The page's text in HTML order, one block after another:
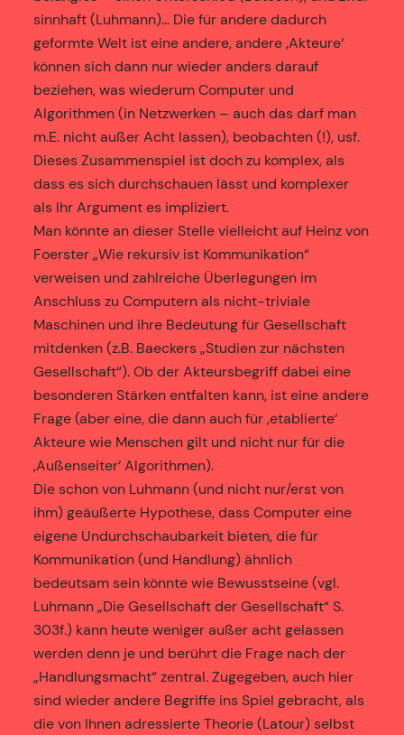
sinnhaft (Luhmann)… Die für andere dadurch
geformte Welt ist eine andere, andere ‚Akteure‘
können sich dann nur wieder anders darauf
beziehen, was wiederum Computer und
Algorithmen (in Netzwerken – auch das darf man
m.E. nicht außer Acht lassen), beobachten (!), usf.
Dieses Zusammenspiel ist doch zu komplex, als
dass es sich durchschauen lässt und komplexer
als Ihr Argument es impliziert.
Man könnte an dieser Stelle vielleicht auf Heinz von
Foerster „Wie rekursiv ist Kommunikation“
verweisen und zahlreiche Überlegungen im
Anschluss zu Computern als nicht-triviale
Maschinen und ihre Bedeutung für Gesellschaft
mitdenken (z.B. Baeckers „Studien zur nächsten
Gesellschaft“). Ob der Akteursbegriff dabei eine
besonderen Stärken entfalten kann, ist eine andere
Frage (aber eine, die dann auch für ‚etablierte‘
Akteure wie Menschen gilt und nicht nur für die
‚Außenseiter‘ Algorithmen).
Die schon von Luhmann (und nicht nur/erst von
ihm) geäußerte Hypothese, dass Computer eine
eigene Undurchschaubarkeit bieten, die für
Kommunikation (und Handlung) ähnlich
bedeutsam sein könnte wie Bewusstseine (vgl.
Luhmann „Die Gesellschaft der Gesellschaft“ S.
303f.) kann heute weniger außer acht gelassen
werden denn je und berührt die Frage nach der
„Handlungsmacht“ zentral. Zugegeben, auch hier
sind wieder andere Begriffe ins Spiel gebracht, als
die von Ihnen adressierte Theorie (Latour) selbst